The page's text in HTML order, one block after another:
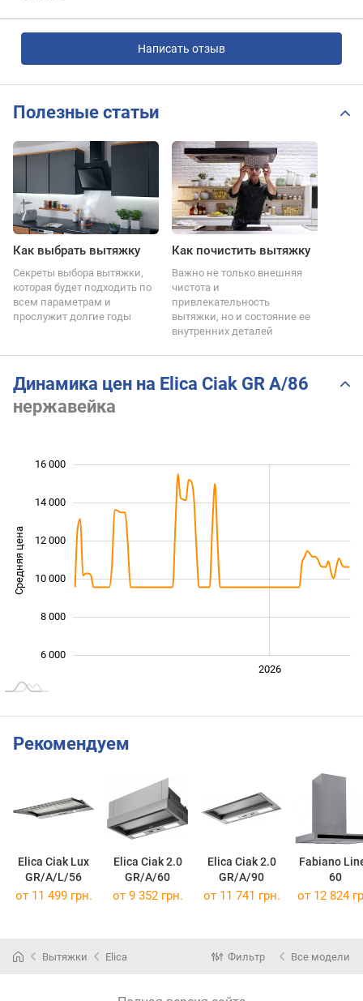
Написать отзыв
Полезные статьи
Как выбрать вытяжку
Секреты выбора вытяжки,
которая будет подходить по
всем параметрам и
прослужит долгие годы
Как почистить вытяжку
Важно не только внешняя
чистота и
привлекательность
вытяжки, но и состояние ее
внутренних деталей
Динамика цен на Elica Ciak GR A/86
нержавейка
Средняя цена
6 000
8 000
10 000
12 000
14 000
16 000
2026
Рекомендуем
Elica Ciak Lux
GR/A/L/56
Elica Ciak 2.0
GR/A/60
Elica Ciak 2.0
GR/A/90
Fabiano
60
от 11 499 грн. от 9 352 грн. от 11 741 грн. от 12 824
Вытяжки Elica Фильтр Все модели